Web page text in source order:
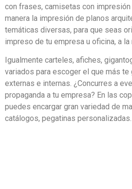
con frases, camisetas con impresión
manera la impresión de planos
temáticas diversas, para que seas
impreso de tu empresa u oficina, a la
Igualmente carteles, afiches,
variados para escoger el que más te
externas e internas. ¿Concurres a
propaganda a tu empresa? En las
puedes encargar gran variedad de
catálogos, pegatinas